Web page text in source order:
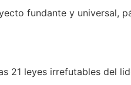
fundante y universal,
21 leyes irrefutables del